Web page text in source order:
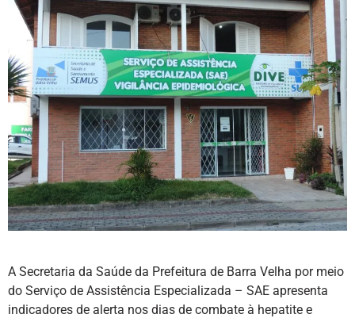
A Secretaria da Saúde da Prefeitura de Barra Velha por meio
do Serviço de Assistência Especializada – SAE apresenta
indicadores de alerta nos dias de combate à hepatite e